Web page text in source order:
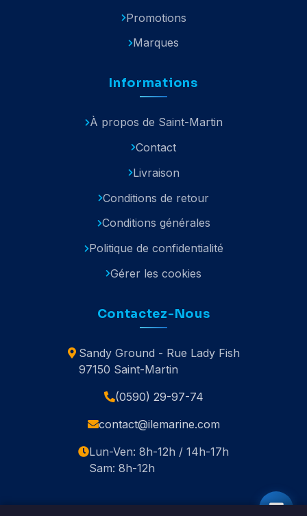
Promotions
Marques
Informations
À propos de Saint-Martin
Contact
Livraison
Conditions de retour
Conditions générales
Politique de confidentialité
Gérer les cookies
Contactez-Nous
Sandy Ground - Rue Lady Fish
97150 Saint-Martin
(0590) 29-97-74
contact@ilemarine.com
Lun-Ven: 8h-12h / 14h-17h
Sam: 8h-12h